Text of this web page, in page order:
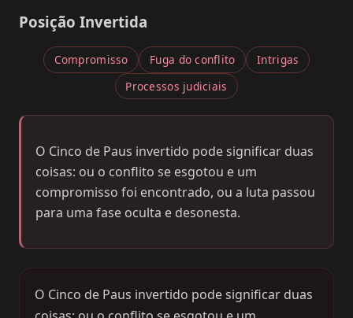
Posição Invertida
Compromisso Fuga do conflito
Intrigas
Processos judiciais
O Cinco de Paus invertido pode significar duas
coisas: ou o conflito se esgotou e um
compromisso foi encontrado, ou a luta passou
para uma fase oculta e desonesta.
O Cinco de Paus invertido pode significar duas